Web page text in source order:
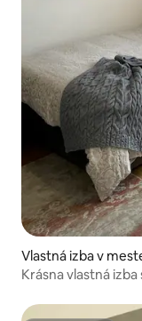
Vlastná izba v
Krásna vlastná